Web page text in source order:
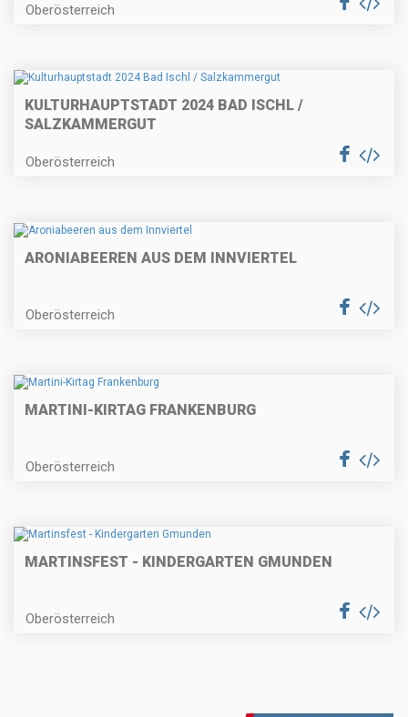
Oberösterreich
KULTURHAUPTSTADT 2024 BAD ISCHL /
SALZKAMMERGUT
Oberösterreich
ARONIABEEREN AUS DEM INNVIERTEL
Oberösterreich
MARTINI-KIRTAG FRANKENBURG
Oberösterreich
MARTINSFEST - KINDERGARTEN GMUNDEN
Oberösterreich